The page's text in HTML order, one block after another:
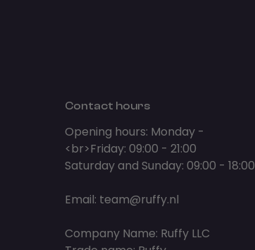
Contact hours
Opening hours: Monday -
<br>Friday: 09:00 - 21:00
Saturday and Sunday: 09:00 - 18:00
Email: team@ruffy.nl
Company Name: Ruffy LLC